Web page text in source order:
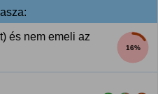
16%
és nem emeli az